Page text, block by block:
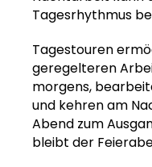
Tagesrhythmus
Tagestouren
geregelteren
morgens,
und kehren am
Abend zum
bleibt der